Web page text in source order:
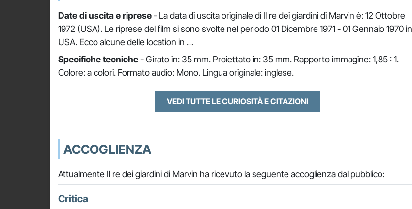
Date di uscita e riprese- La data di uscita originale di Il re dei giardini di Marvin è: 12 Ottobre
1972 (USA). Le riprese del film si sono svolte nel periodo 01 Dicembre 1971 - 01 Gennaio 1970 in
USA. Ecco alcune delle location in …
Specifiche tecniche- Girato in: 35 mm. Proiettato in: 35 mm. Rapporto immagine: 1,85 : 1.
Colore: a colori. Formato audio: Mono. Lingua originale: inglese.
VEDI TUTTE LE CURIOSITÀ E CITAZIONI
ACCOGLIENZA
Attualmente Il re dei giardini di Marvin ha ricevuto la seguente accoglienza dal pubblico:
Critica